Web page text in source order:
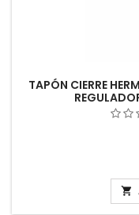
TAPÓN CIERRE
